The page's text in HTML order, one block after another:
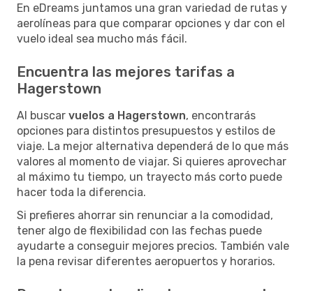
En eDreams juntamos una gran variedad de rutas y
aerolíneas para que comparar opciones y dar con el
vuelo ideal sea mucho más fácil.
Encuentra las mejores tarifas a
Hagerstown
Al buscar vuelos a Hagerstown, encontrarás
opciones para distintos presupuestos y estilos de
viaje. La mejor alternativa dependerá de lo que más
valores al momento de viajar. Si quieres aprovechar
al máximo tu tiempo, un trayecto más corto puede
hacer toda la diferencia.
Si prefieres ahorrar sin renunciar a la comodidad,
tener algo de flexibilidad con las fechas puede
ayudarte a conseguir mejores precios. También vale
la pena revisar diferentes aeropuertos y horarios.